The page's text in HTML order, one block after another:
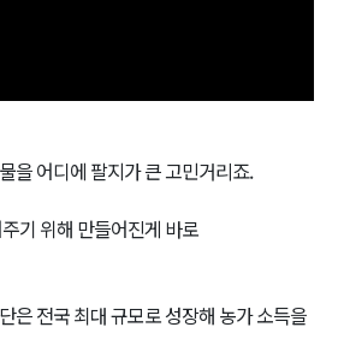
을 어디에 팔지가 큰 고민거리죠.
기 위해 만들어진게 바로
은 전국 최대 규모로 성장해 농가 소득을